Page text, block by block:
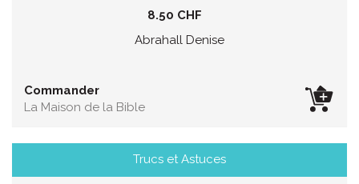
8.50 CHF
Abrahall Denise
Commander
La Maison de la Bible
Trucs et Astuces